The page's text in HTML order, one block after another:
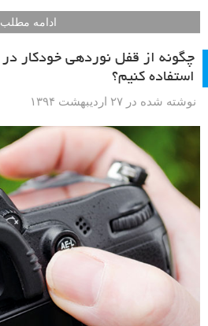
ادامه مطلب
استفاده کنیم؟
نوشته شده در ۲۷ اردیبهشت ۱۳۹۴